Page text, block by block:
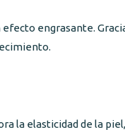
engrasante.
la elasticidad de la